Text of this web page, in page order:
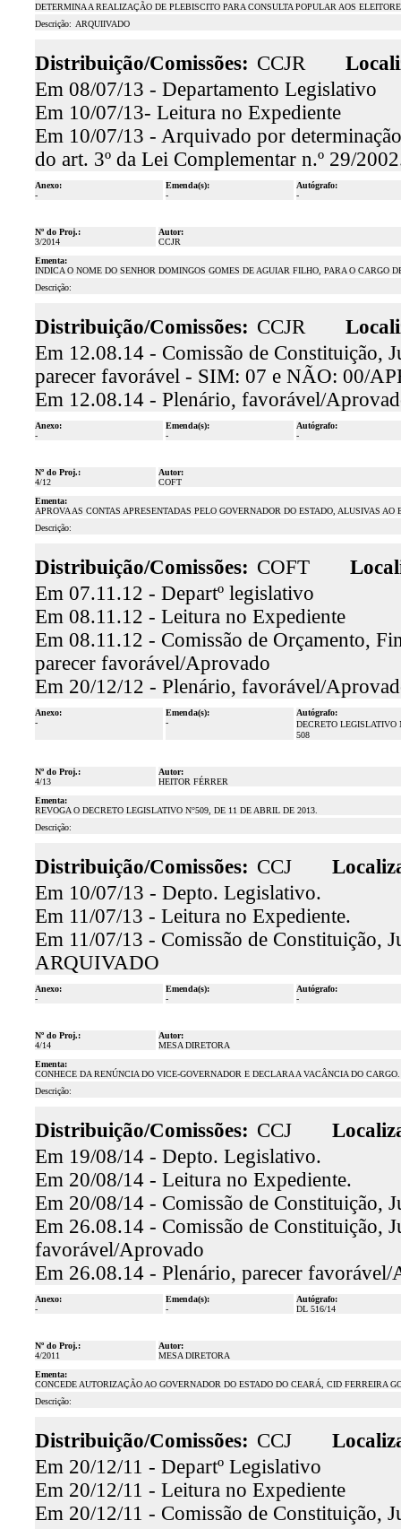
DETERMINA A REALIZAÇÃO DE PLEBISCITO PARA CONSULTA POPULAR AOS
Descrição: ARQUIIVADO
Distribuição/Comissões: CCJR
Em 08/07/13 - Departamento Legislativo
Em 10/07/13- Leitura no Expediente
Em 10/07/13 - Arquivado por
do art. 3º da Lei Complementar n.º 29/
Anexo:
-
Emenda(s):
-
Autógrafo:
-
Nº do Proj.:
3/2014
Autor:
CCJR
Ementa:
INDICA O NOME DO SENHOR DOMINGOS GOMES DE AGUIAR FILHO, PARA O CARGO
Descrição:
Distribuição/Comissões: CCJR
Em 12.08.14 - Comissão de Constituição,
parecer favorável - SIM: 07 e NÃO: 00/
Em 12.08.14 - Plenário, favorável/
Anexo:
-
Emenda(s):
-
Autógrafo:
-
Nº do Proj.:
4/12
Autor:
COFT
Ementa:
APROVA AS CONTAS APRESENTADAS PELO GOVERNADOR DO ESTADO, ALUSIVAS AO
Descrição:
Distribuição/Comissões: COFT
Em 07.11.12 - Departº legislativo
Em 08.11.12 - Leitura no Expediente
Em 08.11.12 - Comissão de Orçamento,
parecer favorável/Aprovado
Em 20/12/12 - Plenário, favorável/
Anexo:
-
Emenda(s):
-
Autógrafo:
DECRETO
508
Nº do Proj.:
4/13
Autor:
HEITOR FÉRRER
Ementa:
REVOGA O DECRETO LEGISLATIVO N°509, DE 11 DE ABRIL DE 2013.
Descrição:
Distribuição/Comissões: CCJ
Em 10/07/13 - Depto. Legislativo.
Em 11/07/13 - Leitura no Expediente.
Em 11/07/13 - Comissão de Constituição,
ARQUIVADO
Anexo:
-
Emenda(s):
-
Autógrafo:
-
Nº do Proj.:
4/14
Autor:
MESA DIRETORA
Ementa:
CONHECE DA RENÚNCIA DO VICE-GOVERNADOR E DECLARA A VACÂNCIA DO CARGO.
Descrição:
Distribuição/Comissões: CCJ
Em 19/08/14 - Depto. Legislativo.
Em 20/08/14 - Leitura no Expediente.
Em 20/08/14 - Comissão de Constituição,
Em 26.08.14 - Comissão de Constituição,
favorável/Aprovado
Em 26.08.14 - Plenário, parecer favorável/
Anexo:
-
Emenda(s):
-
Autógrafo:
DL 516/14
Nº do Proj.:
4/2011
Autor:
MESA DIRETORA
Ementa:
CONCEDE AUTORIZAÇÃO AO GOVERNADOR DO ESTADO DO CEARÁ, CID FERREIRA
Descrição:
Distribuição/Comissões: CCJ
Em 20/12/11 - Departº Legislativo
Em 20/12/11 - Leitura no Expediente
Em 20/12/11 - Comissão de Constituição,